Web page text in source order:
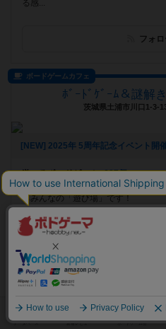
る感...
フォ
ボードゲームカフェ
ﾎﾞｰﾄﾞｹﾞｰﾑ＆謎解
茨城県土浦市川口1-3-
遊べるボードゲーム 687個
JR土浦駅より徒歩5分！全国でも珍
るみんなの「遊び場」です！
プレイスペース
はまり
神奈川県横浜市西区桜木町7-